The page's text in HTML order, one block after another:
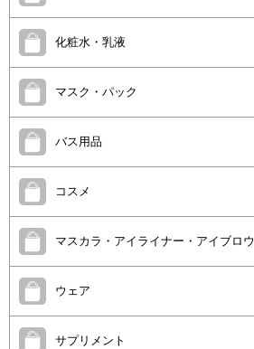
化粧水・乳液
マスク・パック
バス用品
コスメ
マスカラ・アイライナー・アイブロウ
ウェア
サプリメント